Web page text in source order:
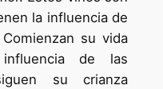
la influencia de
su vida
de las
su crianza